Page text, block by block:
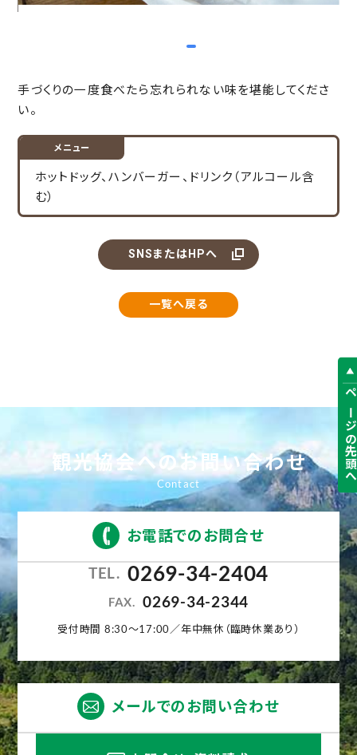
3
of
手づくりの一度食べたら忘れられない味を堪能してくださ
い。
メニュー
ホットドッグ、ハンバーガー、ドリンク（アルコール含
む）
SNSまたはHPへ
一覧へ戻る
観光協会へのお問い合わせ
お電話でのお問合せ
TEL. 0269-34-2404
FAX. 0269-34-2344
受付時間 8:30〜17:00／年中無休（臨時休業あり）
メールでのお問い合わせ
ページの先頭へ